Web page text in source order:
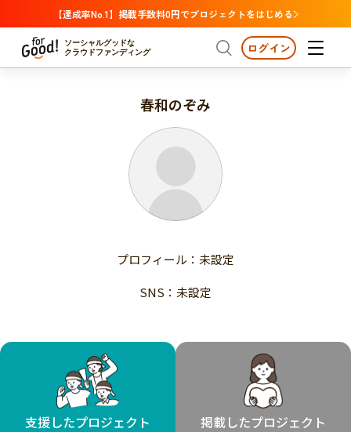
【達成率No.1】掲載手数料0円でプロジェクトをはじめる
ソーシャルグッドな
クラウドファンディング
プロジェクトからさがす 注目
支援金額が多い
支援人数が多い
終了日が近い
国際協力
子ども・教育
フード・農業
文化
環境・エシカル
人権・マイノリティ
社会貢献
支援金額が多い
終了日が近い
カテゴリーからさがす
医療・福祉
子ども・教育
人権・マイノリティ
北海道 青森 岩手 宮城
秋田
福島
茨城 栃木 群馬
千葉
ログイン
春和のぞみ
プロフィール：未設定
SNS：未設定
支援したプロジェクト 掲載したプロジェクト